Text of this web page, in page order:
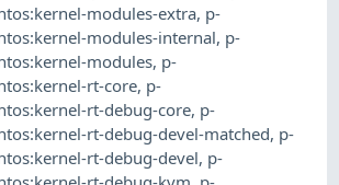
modules-extra, p-
modules-internal, p-
modules, p-
rt-core, p-
rt-debug-core, p-
rt-debug-devel-matched, p-
rt-debug-devel, p-